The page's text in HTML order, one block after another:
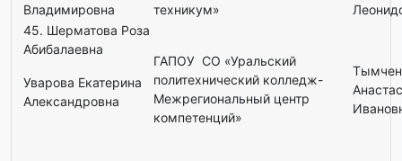
Владимировна
техникум»
45. Шерматова Роза
Абибалаевна
Уварова Екатерина
Александровна
ГАПОУ СО «Уральский
политехнический колледж-
Межрегиональный центр
компетенций»